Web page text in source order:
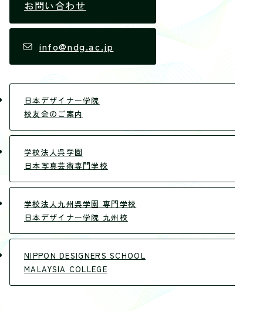
お問い合わせ
info@ndg.ac.jp
日本デザイナー学院
校友会のご案内
学校法人呉学園
日本写真芸術専門学校
学校法人九州呉学園 専門学校
日本デザイナー学院 九州校
NIPPON DESIGNERS SCHOOL
MALAYSIA COLLEGE